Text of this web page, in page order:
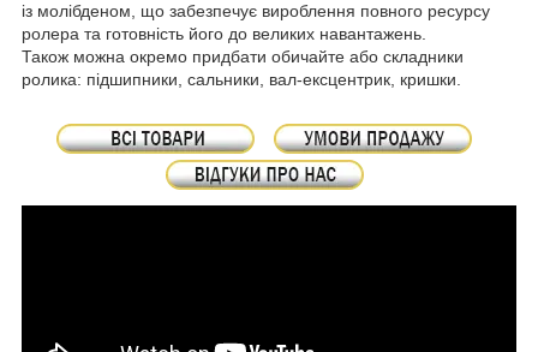
із молібденом, що забезпечує вироблення повного ресурсу
ролера та готовність його до великих навантажень.
Також можна окремо придбати обичайте або складники
ролика: підшипники, сальники, вал-ексцентрик, кришки.